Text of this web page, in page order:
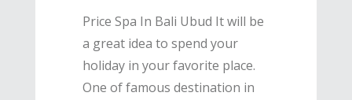
Price Spa In Bali Ubud It will be
a great idea to spend your
holiday in your favorite place.
One of famous destination in